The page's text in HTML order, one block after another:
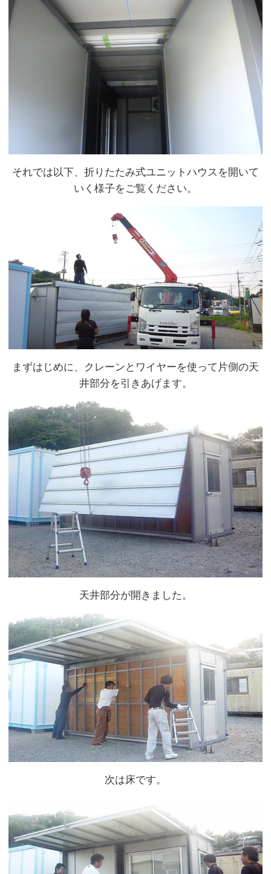
それでは以下、折りたたみ式ユニットハウスを開いて
いく様子をご覧ください。
まずはじめに、クレーンとワイヤーを使って片側の天
井部分を引きあげます。
天井部分が開きました。
次は床です。